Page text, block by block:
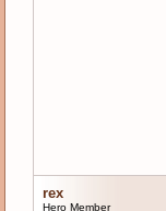
rex
Hero Member